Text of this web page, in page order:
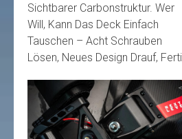
Sichtbarer Carbonstruktur. Wer
Will, Kann Das Deck Einfach
Tauschen – Acht Schrauben
Lösen, Neues Design Drauf,